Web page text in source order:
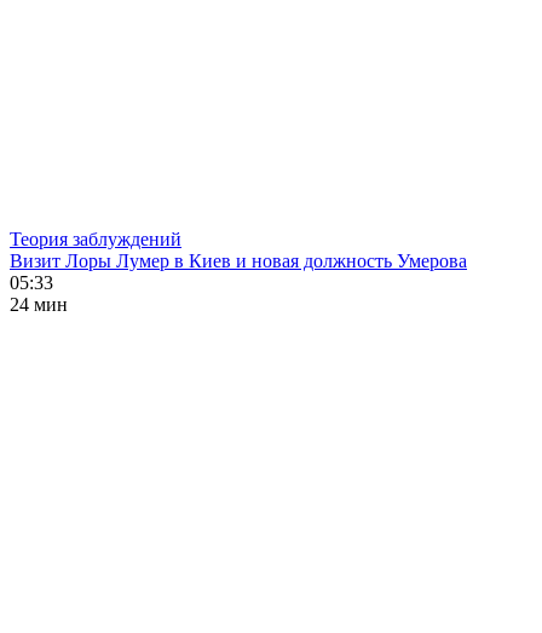
Теория заблуждений
Визит Лоры Лумер в Киев и новая должность Умерова
05:33
24 мин